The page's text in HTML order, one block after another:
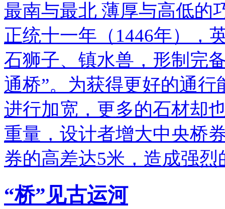
最南与最北 薄厚与高低的
正统十一年（1446年），
石狮子、镇水兽，形制完
通桥”。为获得更好的通
进行加宽，更多的石材却
重量，设计者增大中央桥
券的高差达5米，造成强
“桥”见古运河